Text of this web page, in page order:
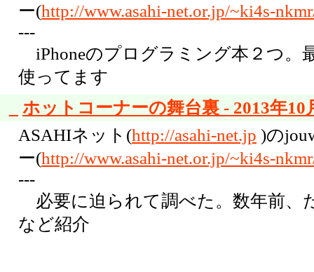
ー(http://www.asahi-net.or.jp/~ki4s-
---
iPhoneのプログラミング本２つ。
使ってます
ホットコーナーの舞台裏 - 2013年10
ASAHIネット(http://asahi-net.jp )の
ー(http://www.asahi-net.or.jp/~ki4s-
---
必要に迫られて調べた。数年前、
など紹介